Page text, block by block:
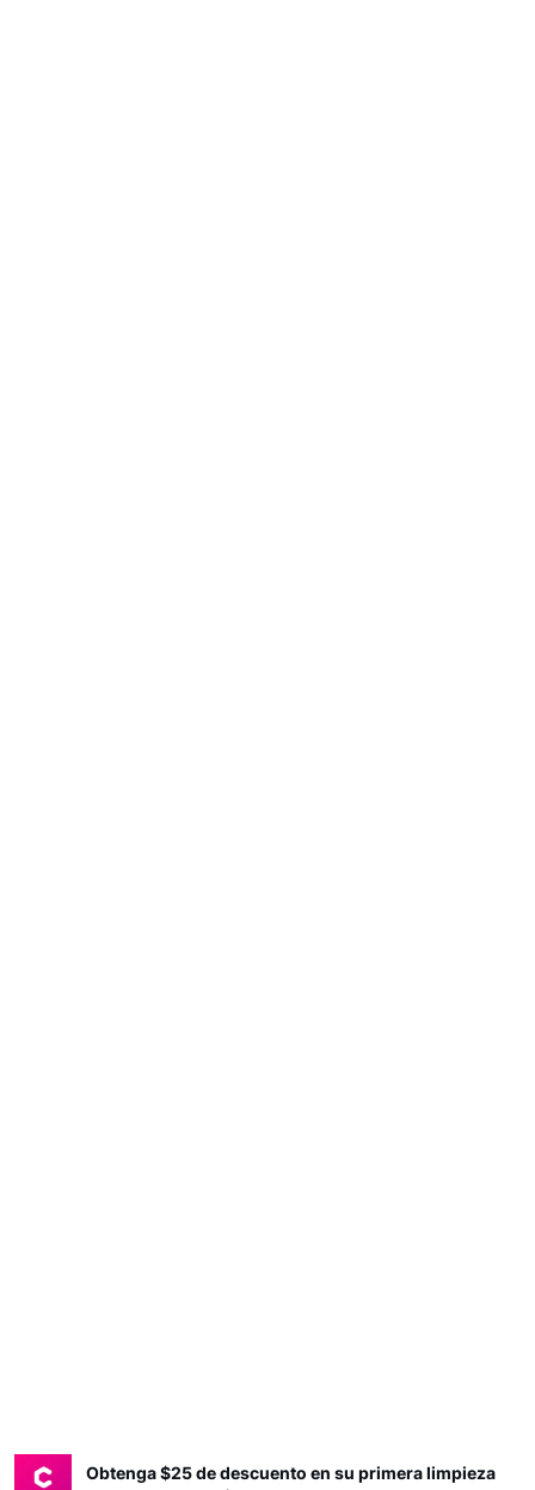
Obtenga $25 de descuento en su primera limpieza